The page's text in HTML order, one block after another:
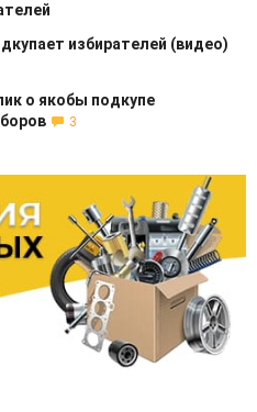
избирателей (видео)
о якобы подкупе
3